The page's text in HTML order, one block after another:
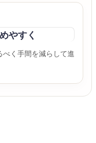
やすく
く手間を減らして進